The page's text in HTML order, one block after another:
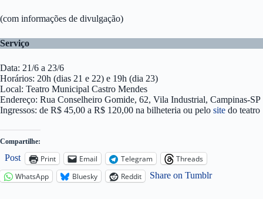
(com informações de divulgação)
Serviço
Data: 21/6 a 23/6
Horários: 20h (dias 21 e 22) e 19h (dia 23)
Local: Teatro Municipal Castro Mendes
Endereço: Rua Conselheiro Gomide, 62, Vila Industrial, Campinas-SP
Ingressos: de R$ 45,00 a R$ 120,00 na bilheteria ou pelo site do teatro
Compartilhe:
Post Print Email Telegram
Threads
WhatsApp
Bluesky Reddit Share on Tumblr